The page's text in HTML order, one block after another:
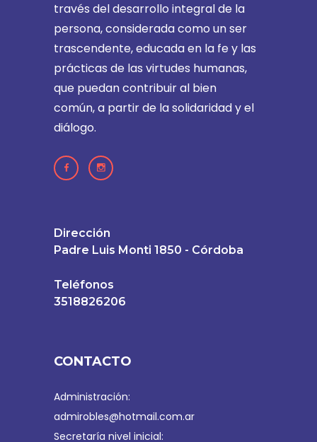
través del desarrollo integral de la
persona, considerada como un ser
trascendente, educada en la fe y las
prácticas de las virtudes humanas,
que puedan contribuir al bien
común, a partir de la solidaridad y el
diálogo.
Dirección
Padre Luis Monti 1850 - Córdoba
Teléfonos
3518826206
CONTACTO
Administración:
admirobles@hotmail.com.ar
Secretaría nivel inicial: